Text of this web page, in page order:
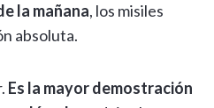
la mañana, los misiles
absoluta.
Es la mayor demostración